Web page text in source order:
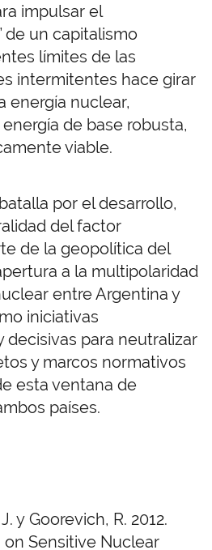
impulsar el
de un capitalismo
límites de las
intermitentes hace girar
energía nuclear,
de base robusta,
viable.
por el desarrollo,
del factor
de la geopolítica del
a la multipolaridad
entre Argentina y
iniciativas
decisivas para neutralizar
y marcos normativos
esta ventana de
países.
y Goorevich, R. 2012.
on Sensitive Nuclear